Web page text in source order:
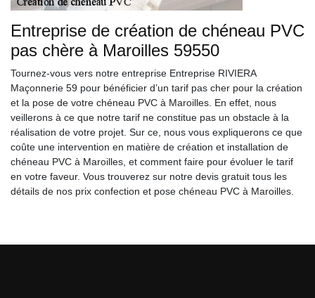
Entreprise de création de chéneau PVC
pas chère à Maroilles 59550
Tournez-vous vers notre entreprise Entreprise RIVIERA
Maçonnerie 59 pour bénéficier d’un tarif pas cher pour la création
et la pose de votre chéneau PVC à Maroilles. En effet, nous
veillerons à ce que notre tarif ne constitue pas un obstacle à la
réalisation de votre projet. Sur ce, nous vous expliquerons ce que
coûte une intervention en matière de création et installation de
chéneau PVC à Maroilles, et comment faire pour évoluer le tarif
en votre faveur. Vous trouverez sur notre devis gratuit tous les
détails de nos prix confection et pose chéneau PVC à Maroilles.